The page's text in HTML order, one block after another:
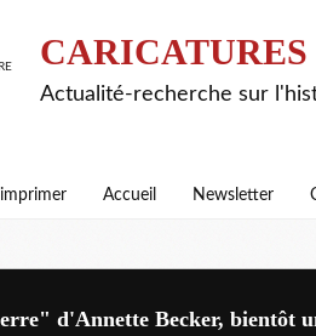
Actualité-recherche sur
Accueil Newsletter
d'Annette Becker, bientôt